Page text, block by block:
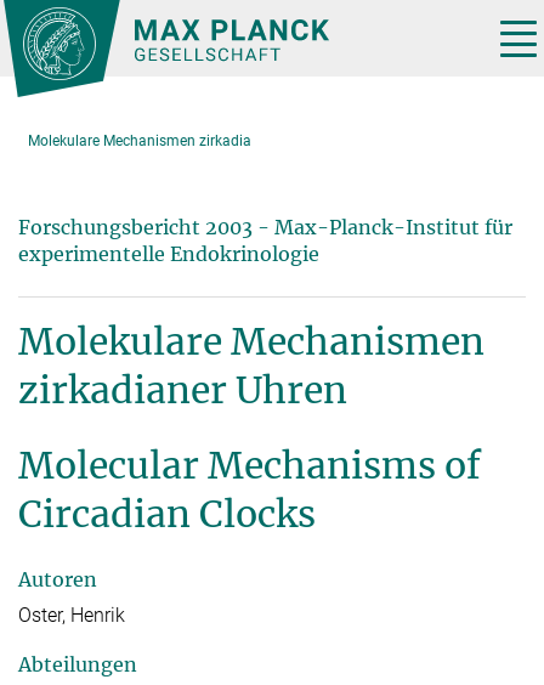
Hauptinhalt
Molekulare Mechanismen zirkadia
Forschungsbericht 2003 - Max-Planck-Institut für
experimentelle Endokrinologie
Molekulare Mechanismen
zirkadianer Uhren
Molecular Mechanisms of
Circadian Clocks
Autoren
Oster, Henrik
Abteilungen